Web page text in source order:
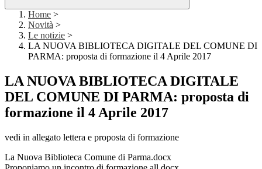
Home >
Novità >
Le notizie >
LA NUOVA BIBLIOTECA DIGITALE DEL COMUNE DI
PARMA: proposta di formazione il 4 Aprile 2017
LA NUOVA BIBLIOTECA DIGITALE
DEL COMUNE DI PARMA: proposta di
formazione il 4 Aprile 2017
vedi in allegato lettera e proposta di formazione
La Nuova Biblioteca Comune di Parma.docx